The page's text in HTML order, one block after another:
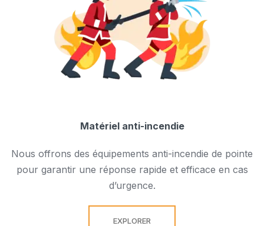
Matériel anti-incendie
Nous offrons des équipements anti-incendie de pointe
pour garantir une réponse rapide et efficace en cas
d’urgence.
EXPLORER